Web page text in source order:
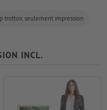
trottoir, seulement impression
INCL.